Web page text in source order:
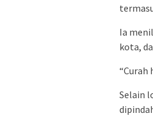
Ia
kota,
“Curah
Selain